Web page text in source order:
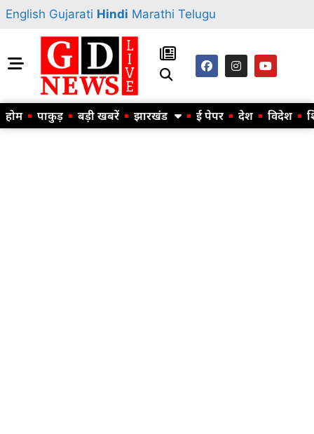
English Gujarati Hindi Marathi Telugu
होम पाकुड़ बड़ी खबरें झारखंड ई पेपर देश विदेश